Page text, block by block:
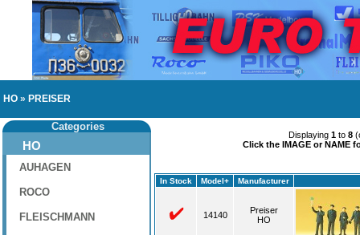
HO » PREISER
Categories
HO
AUHAGEN
ROCO
FLEISCHMANN
Displaying 1 to 8
Click the IMAGE or NAME
In Stock Model+ Manufacturer
14140
Preiser
HO